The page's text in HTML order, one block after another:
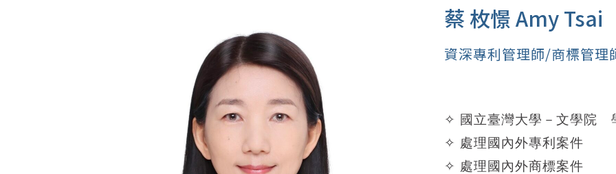
蔡 枚憬 Amy Tsai
資深專利管理師/商標管理
✧ 國立臺灣大學－文學院
✧ 處理國內外專利案件
✧ 處理國內外商標案件